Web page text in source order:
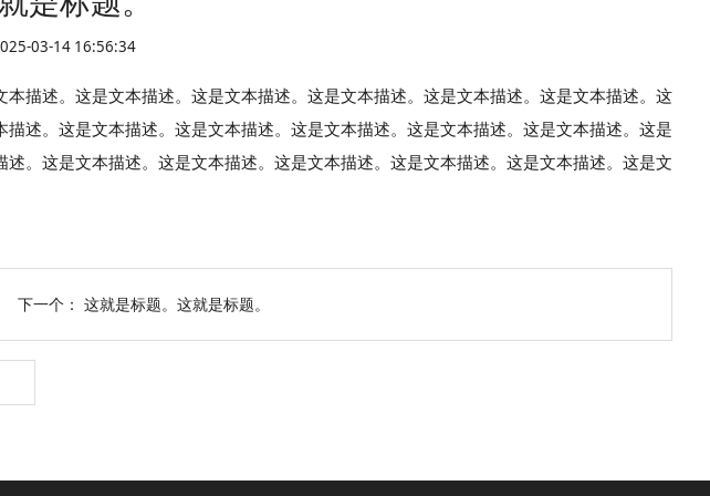
03-14 16:56:34
描述。这是文本描述。这是文本描述。这是文本描述。这是文本描述。这是文本描述。这
述。这是文本描述。这是文本描述。这是文本描述。这是文本描述。这是文本描述。这是
。这是文本描述。这是文本描述。这是文本描述。这是文本描述。这是文本描述。这是文
下一个： 这就是标题。这就是标题。